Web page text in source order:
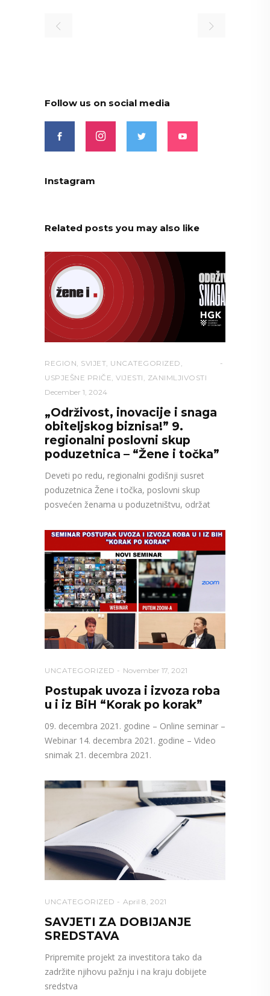
Follow us on social media
Instagram
Related posts you may also like
REGION SVIJET UNCATEGORIZED
USPJEŠNE PRIČE VIJESTI
ZANIMLJIVOSTI
December 1, 2024
„Održivost, inovacije i snaga
obiteljskog biznisa!” 9.
regionalni poslovni skup
poduzetnica – “Žene i točka”
Deveti po redu, regionalni godišnji susret
poduzetnica Žene i točka, poslovni skup
posvećen ženama u poduzetništvu, održat
UNCATEGORIZED November 17, 2021
Postupak uvoza i izvoza roba
u i iz BiH “Korak po korak”
09. decembra 2021. godine – Online seminar –
Webinar 14. decembra 2021. godine – Video
snimak 21. decembra 2021.
UNCATEGORIZED April 8, 2021
SAVJETI ZA DOBIJANJE
SREDSTAVA
Pripremite projekt za investitora tako da
zadržite njihovu pažnju i na kraju dobijete
sredstva